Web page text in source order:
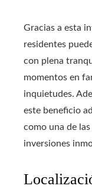
Gracias a esta
residentes
con plena
momentos en
inquietudes.
este beneficio
como una de
inversiones